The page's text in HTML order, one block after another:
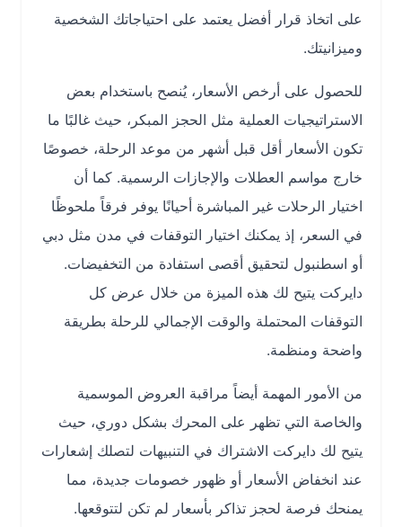
على اتخاذ قرار أفضل يعتمد على احتياجاتك الشخصية
وميزانيتك.
للحصول على أرخص الأسعار، يُنصح باستخدام بعض
الاستراتيجيات العملية مثل الحجز المبكر، حيث غالبًا ما
تكون الأسعار أقل قبل أشهر من موعد الرحلة، خصوصًا
خارج مواسم العطلات والإجازات الرسمية. كما أن
اختيار الرحلات غير المباشرة أحيانًا يوفر فرقاً ملحوظًا
في السعر، إذ يمكنك اختيار التوقفات في مدن مثل دبي
أو اسطنبول لتحقيق أقصى استفادة من التخفيضات.
دايركت يتيح لك هذه الميزة من خلال عرض كل
التوقفات المحتملة والوقت الإجمالي للرحلة بطريقة
واضحة ومنظمة.
من الأمور المهمة أيضاً مراقبة العروض الموسمية
والخاصة التي تظهر على المحرك بشكل دوري، حيث
يتيح لك دايركت الاشتراك في التنبيهات لتصلك إشعارات
عند انخفاض الأسعار أو ظهور خصومات جديدة، مما
يمنحك فرصة لحجز تذاكر بأسعار لم تكن لتتوقعها.